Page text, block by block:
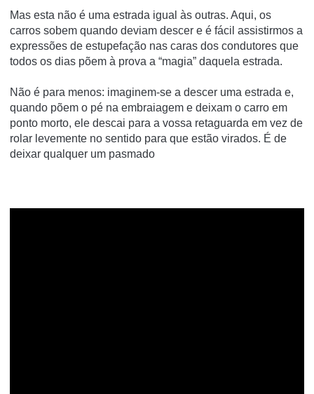
Mas esta não é uma estrada igual às outras. Aqui, os
carros sobem quando deviam descer e é fácil assistirmos a
expressões de estupefação nas caras dos condutores que
todos os dias põem à prova a “magia” daquela estrada.
Não é para menos: imaginem-se a descer uma estrada e,
quando põem o pé na embraiagem e deixam o carro em
ponto morto, ele descai para a vossa retaguarda em vez de
rolar levemente no sentido para que estão virados. É de
deixar qualquer um pasmado